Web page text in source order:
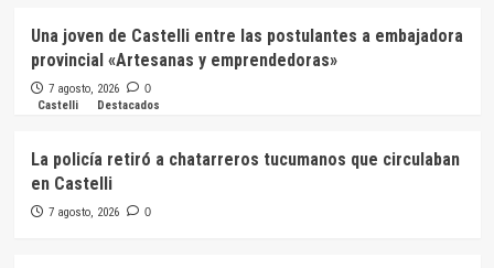
Una joven de Castelli entre las postulantes a embajadora
provincial «Artesanas y emprendedoras»
7 agosto, 2026 0
Castelli Destacados
La policía retiró a chatarreros tucumanos que circulaban
en Castelli
7 agosto, 2026 0